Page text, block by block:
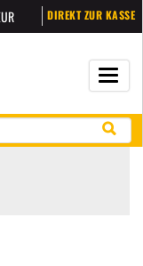
DIREKT ZUR KASSE